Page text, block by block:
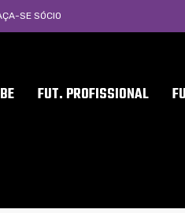
SE SÓCIO
FUT. PROFISSIONAL